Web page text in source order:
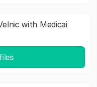
with Medicai